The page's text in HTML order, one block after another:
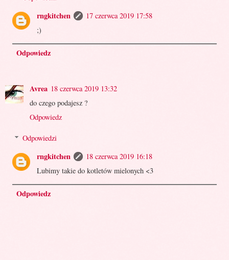
rngkitchen
17 czerwca 2019 17:58
;)
Odpowiedz
Avrea 18 czerwca 2019 13:32
do czego podajesz ?
Odpowiedz
Odpowiedzi
rngkitchen
18 czerwca 2019 16:18
Lubimy takie do kotletów mielonych <3
Odpowiedz